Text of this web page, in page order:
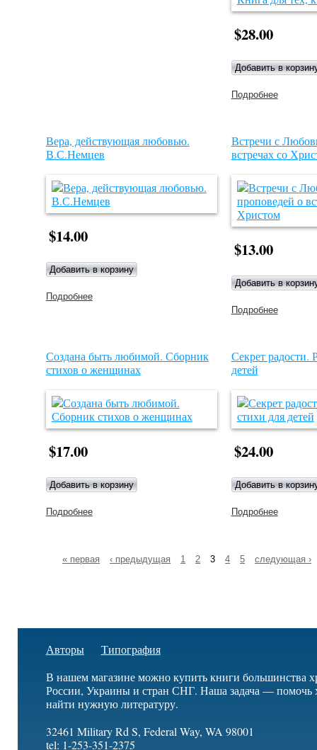
$28.00
Подробнеео Семь
Книга
для тех,
кто ищет
Вера, действующая любовью.
В.С.Немцев
$14.00
Подробнеео Вера, действующая любовью. В.С.Немцев
Встречи с
встречах со
$13.00
Подробнеео
о
Создана быть любимой. Сборник
стихов о женщинах
$17.00
Подробнеео Создана быть любимой. Сборник стихов о
Секрет радости.
детей
$24.00
Подробнеео Секрет
детей
« первая ‹ предыдущая 1 2 3 4 5 следующая ›
Авторы
Типография
В нашем магазине можно купить книги большинства
России, Украины и стран СНГ. Наша задача — помочь
найти нужную литературу.
32461 Military Rd S, Federal Way, WA 98001
tel: 1-253-351-2375